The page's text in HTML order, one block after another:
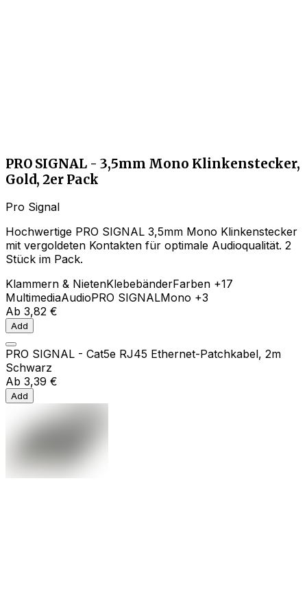
PRO SIGNAL - 3,5mm Mono Klinkenstecker,
Gold, 2er Pack
Pro Signal
Hochwertige PRO SIGNAL 3,5mm Mono Klinkenstecker
mit vergoldeten Kontakten für optimale Audioqualität. 2
Stück im Pack.
Klammern & NietenKlebebänderFarben +17
MultimediaAudioPRO SIGNALMono +3
Ab 3,82 €
Add
PRO SIGNAL - Cat5e RJ45 Ethernet-Patchkabel, 2m
Schwarz
Ab 3,39 €
Add